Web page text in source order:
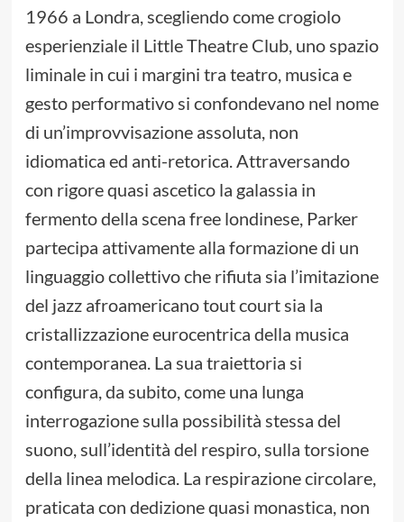
1966 a Londra, scegliendo come crogiolo
esperienziale il Little Theatre Club, uno spazio
liminale in cui i margini tra teatro, musica e
gesto performativo si confondevano nel nome
di un’improvvisazione assoluta, non
idiomatica ed anti-retorica. Attraversando
con rigore quasi ascetico la galassia in
fermento della scena free londinese, Parker
partecipa attivamente alla formazione di un
linguaggio collettivo che rifiuta sia l’imitazione
del jazz afroamericano tout court sia la
cristallizzazione eurocentrica della musica
contemporanea. La sua traiettoria si
configura, da subito, come una lunga
interrogazione sulla possibilità stessa del
suono, sull’identità del respiro, sulla torsione
della linea melodica. La respirazione circolare,
praticata con dedizione quasi monastica, non